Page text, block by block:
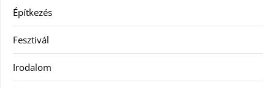
Építkezés
Fesztivál
Irodalom